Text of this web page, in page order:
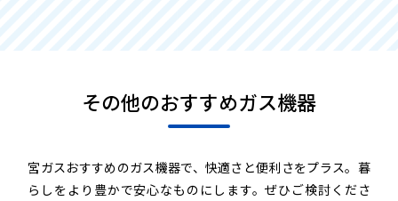
その他のおすすめガス機器
宮ガスおすすめのガス機器で、快適さと便利さをプラス。暮
らしをより豊かで安心なものにします。ぜひご検討くださ